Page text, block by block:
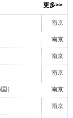
更多>>
南京
南京
南京
南京
南京
）
南京